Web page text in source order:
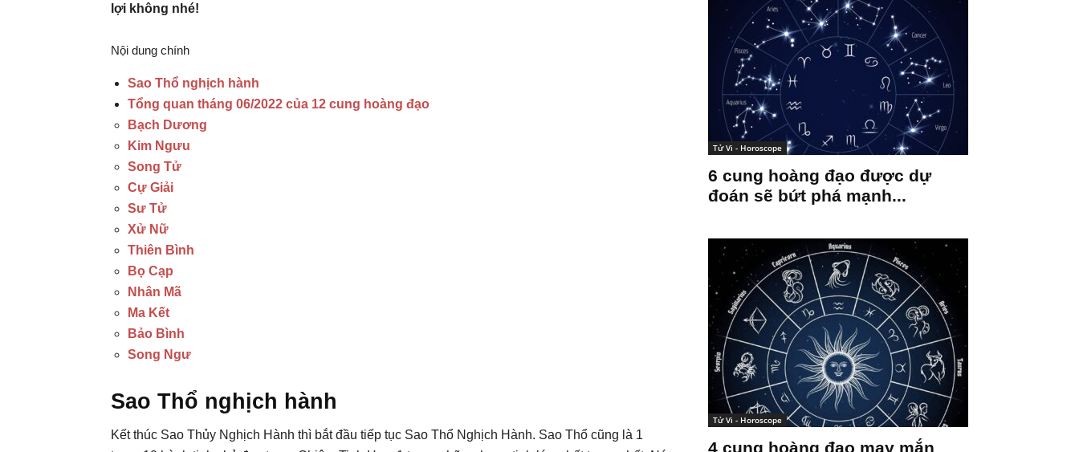
lợi không nhé!
Nội dung chính
Sao Thổ nghịch hành
Tổng quan tháng 06/2022 của 12 cung hoàng đạo
Bạch Dương
Kim Ngưu
Song Tử
Cự Giải
Sư Tử
Xử Nữ
Thiên Bình
Bọ Cạp
Nhân Mã
Ma Kết
Bảo Bình
Song Ngư
Sao Thổ nghịch hành
Kết thúc Sao Thủy Nghịch Hành thì bắt đầu tiếp tục Sao Thổ Nghịch Hành. Sao Thổ cũng là 1
Tử Vi - Horoscope
6 cung hoàng đạo được dự
đoán sẽ bứt phá mạnh...
Tử Vi - Horoscope
4 cung hoàng đạo may mắn